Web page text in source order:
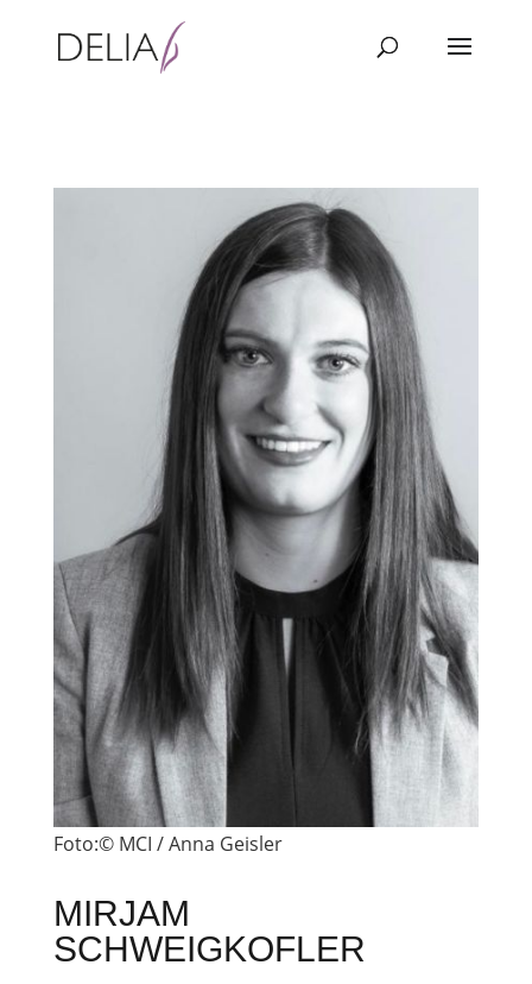
Foto:© MCI / Anna Geisler
MIRJAM
SCHWEIGKOFLER